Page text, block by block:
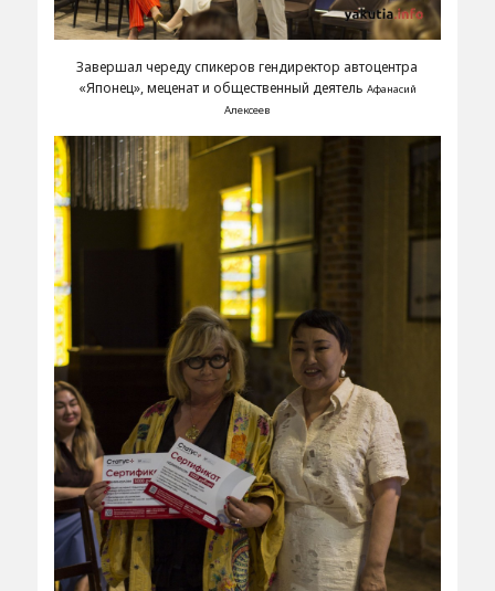
Завершал череду спикеров гендиректор автоцентра
«Японец», меценат и общественный деятель Афанасий
Алексеев